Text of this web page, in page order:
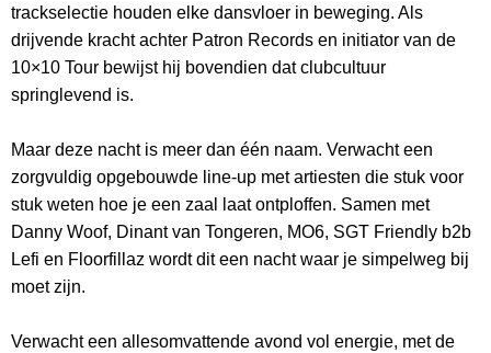
trackselectie houden elke dansvloer in beweging. Als
drijvende kracht achter Patron Records en initiator van de
10×10 Tour bewijst hij bovendien dat clubcultuur
springlevend is.
Maar deze nacht is meer dan één naam. Verwacht een
zorgvuldig opgebouwde line-up met artiesten die stuk voor
stuk weten hoe je een zaal laat ontploffen. Samen met
Danny Woof, Dinant van Tongeren, MO6, SGT Friendly b2b
Lefi en Floorfillaz wordt dit een nacht waar je simpelweg bij
moet zijn.
Verwacht een allesomvattende avond vol energie, met de